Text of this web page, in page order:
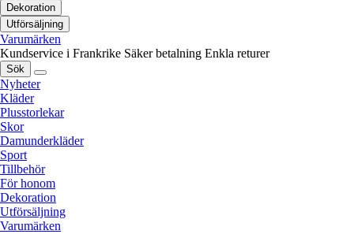
Dekoration
Utförsäljning
Varumärken
Kundservice i Frankrike Säker betalning Enkla returer
Sök
Nyheter
Kläder
Plusstorlekar
Skor
Damunderkläder
Sport
Tillbehör
För honom
Dekoration
Utförsäljning
Varumärken